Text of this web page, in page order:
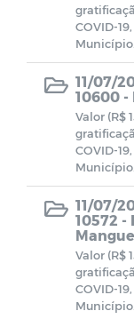
COVID-
Município.
11/07/
10600 -
Valor (R$
COVID-
Município.
11/07/
10572 -
Valor (R$
COVID-
Município.